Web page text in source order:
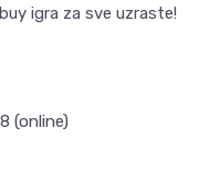
igra za sve uzraste!
(online)